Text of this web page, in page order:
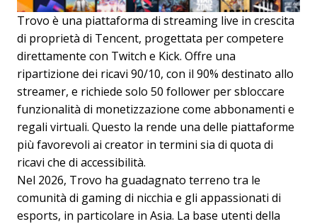
Trovo è una piattaforma di streaming live in crescita
di proprietà di Tencent, progettata per competere
direttamente con Twitch e Kick. Offre una
ripartizione dei ricavi 90/10, con il 90% destinato allo
streamer, e richiede solo 50 follower per sbloccare
funzionalità di monetizzazione come abbonamenti e
regali virtuali. Questo la rende una delle piattaforme
più favorevoli ai creator in termini sia di quota di
ricavi che di accessibilità.
Nel 2026, Trovo ha guadagnato terreno tra le
comunità di gaming di nicchia e gli appassionati di
esports, in particolare in Asia. La base utenti della